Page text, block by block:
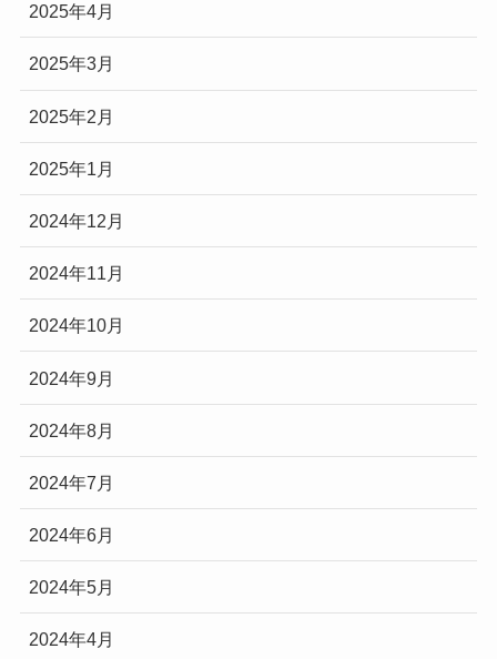
2025年4月
2025年3月
2025年2月
2025年1月
2024年12月
2024年11月
2024年10月
2024年9月
2024年8月
2024年7月
2024年6月
2024年5月
2024年4月